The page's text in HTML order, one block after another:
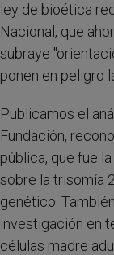
ley de bioética
Nacional, que
subraye
ponen en peligro
Publicamos el
Fundación,
pública, que fue
sobre la trisomía
genético.
investigación en
células madre